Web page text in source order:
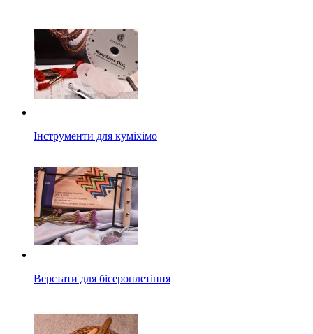
Інструменти для куміхімо
Верстати для бісероплетіння